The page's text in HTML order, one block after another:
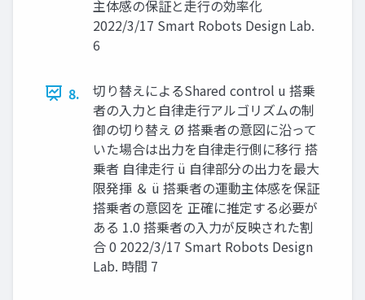
主体感の保証と⾛⾏の効率化
2022/3/17 Smart Robots Design Lab.
6
8.
切り替えによるShared control u 搭乗
者の⼊⼒と⾃律⾛⾏アルゴリズムの制
御の切り替え Ø 搭乗者の意図に沿って
いた場合は出⼒を⾃律⾛⾏側に移⾏ 搭
乗者 ⾃律⾛⾏ ü ⾃律部分の出⼒を最⼤
限発揮 ＆ ü 搭乗者の運動主体感を保証
搭乗者の意図を 正確に推定する必要が
ある 1.0 搭乗者の⼊⼒が反映された割
合 0 2022/3/17 Smart Robots Design
Lab. 時間 7